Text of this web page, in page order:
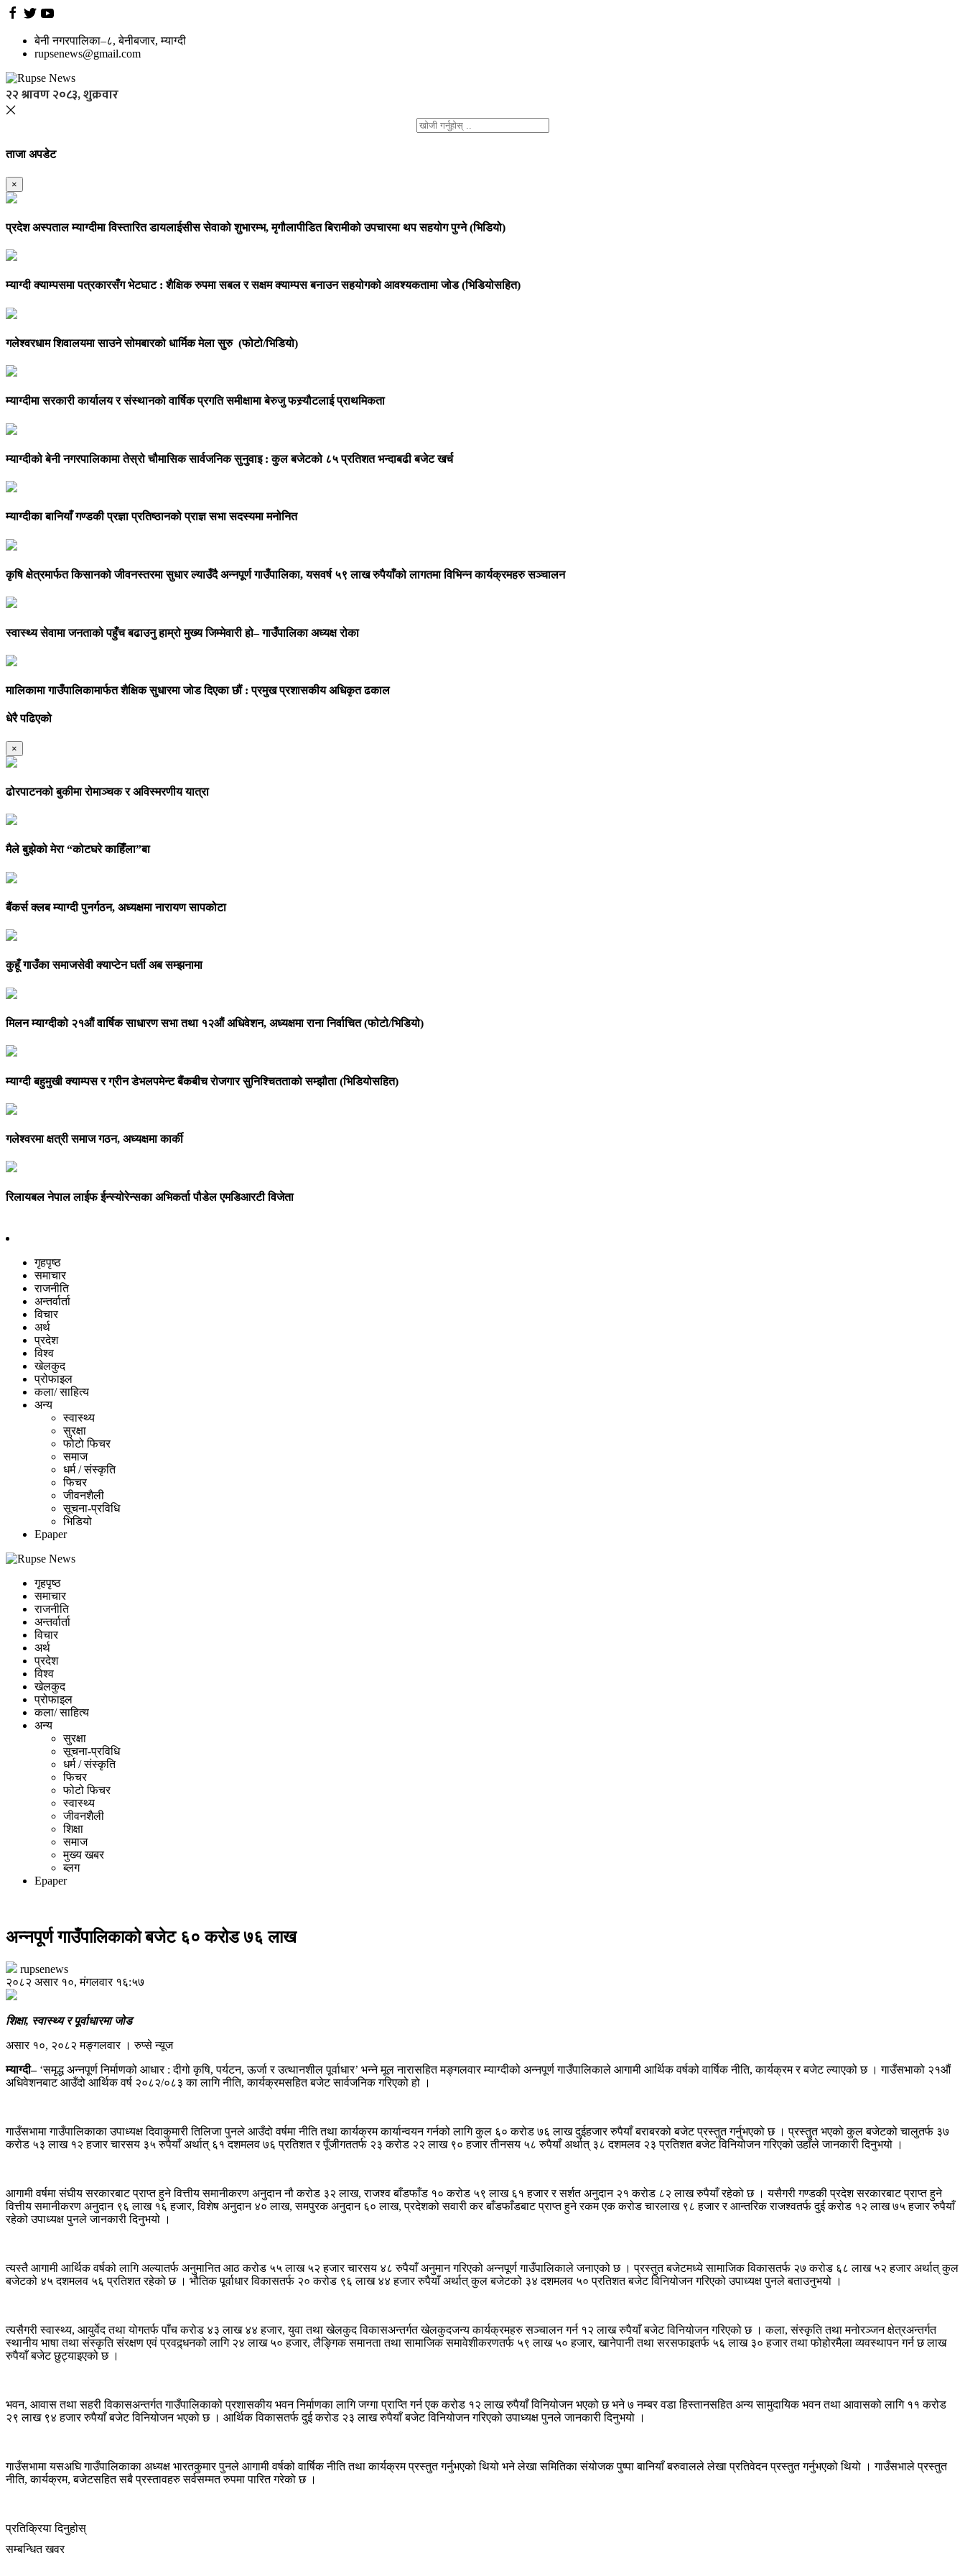
बेनी नगरपालिका–८, बेनीबजार, म्याग्दी
rupsenews@gmail.com
२२ श्रावण २०८३, शुक्रवार
ताजा अपडेट
×
प्रदेश अस्पताल म्याग्दीमा विस्तारित डायलाईसीस सेवाको शुभारम्भ, मृगौलापीडित बिरामीको उपचारमा थप सहयोग पुग्ने (भिडियो)
म्याग्दी क्याम्पसमा पत्रकारसँग भेटघाट : शैक्षिक रुपमा सबल र सक्षम क्याम्पस बनाउन सहयोगको आवश्यकतामा जोड (भिडियोसहित)
गलेश्वरधाम शिवालयमा साउने सोमबारको धार्मिक मेला सुरु (फोटो/भिडियो)
म्याग्दीमा सरकारी कार्यालय र संस्थानको वार्षिक प्रगति समीक्षामा बेरुजु फस्र्यौटलाई प्राथमिकता
म्याग्दीको बेनी नगरपालिकामा तेस्रो चौमासिक सार्वजनिक सुनुवाइ : कुल बजेटको ८५ प्रतिशत भन्दाबढी बजेट खर्च
म्याग्दीका बानियाँ गण्डकी प्रज्ञा प्रतिष्ठानको प्राज्ञ सभा सदस्यमा मनोनित
कृषि क्षेत्रमार्फत किसानको जीवनस्तरमा सुधार ल्याउँदै अन्नपूर्ण गाउँपालिका, यसवर्ष ५९ लाख रुपैयाँको लागतमा विभिन्न कार्यक्रमहरु सञ्चालन
स्वास्थ्य सेवामा जनताको पहुँच बढाउनु हाम्रो मुख्य जिम्मेवारी हो– गाउँपालिका अध्यक्ष रोका
मालिकामा गाउँपालिकामार्फत शैक्षिक सुधारमा जोड दिएका छौं : प्रमुख प्रशासकीय अधिकृत ढकाल
धेरै पढिएको
×
ढोरपाटनको बुकीमा रोमाञ्चक र अविस्मरणीय यात्रा
मैले बुझेको मेरा “कोटघरे काहिँला”बा
बैंकर्स क्लब म्याग्दी पुनर्गठन, अध्यक्षमा नारायण सापकोटा
कुहूँ गाउँका समाजसेवी क्याप्टेन घर्ती अब सम्झनामा
मिलन म्याग्दीको २१औं वार्षिक साधारण सभा तथा १२औं अधिवेशन, अध्यक्षमा राना निर्वाचित (फोटो/भिडियो)
म्याग्दी बहुमुखी क्याम्पस र ग्रीन डेभलपमेन्ट बैंकबीच रोजगार सुनिश्चितताको सम्झौता (भिडियोसहित)
गलेश्वरमा क्षत्री समाज गठन, अध्यक्षमा कार्की
रिलायबल नेपाल लाईफ ईन्स्योरेन्सका अभिकर्ता पौडेल एमडिआरटी विजेता
गृहपृष्ठ
समाचार
राजनीति
अन्तर्वार्ता
विचार
अर्थ
प्रदेश
विश्व
खेलकुद
प्रोफाइल
कला/ साहित्य
अन्य
स्वास्थ्य
सुरक्षा
फोटो फिचर
समाज
धर्म / संस्कृति
फिचर
जीवनशैली
सूचना-प्रविधि
भिडियो
Epaper
गृहपृष्ठ
समाचार
राजनीति
अन्तर्वार्ता
विचार
अर्थ
प्रदेश
विश्व
खेलकुद
प्रोफाइल
कला/ साहित्य
अन्य
सुरक्षा
सूचना-प्रविधि
धर्म / संस्कृति
फिचर
फोटो फिचर
स्वास्थ्य
जीवनशैली
शिक्षा
समाज
मुख्य खबर
ब्लग
Epaper
अन्नपूर्ण गाउँपालिकाको बजेट ६० करोड ७६ लाख
rupsenews
२०८२ असार १०, मंगलवार १६:५७
शिक्षा, स्वास्थ्य र पूर्वाधारमा जोड
असार १०, २०८२ मङ्गलवार । रुप्से न्यूज
म्याग्दी–‘समृद्ध अन्नपूर्ण निर्माणको आधार : दीगो कृषि, पर्यटन, ऊर्जा र उत्थानशील पूर्वाधार’ भन्ने मूल नारासहित मङ्गलवार म्याग्दीको अन्नपूर्ण गाउँपालिकाले आगामी आर्थिक वर्षको वार्षिक नीति, कार्यक्रम र बजेट ल्याएको छ । गाउँसभाको २१औं
अधिवेशनबाट आउँदो आर्थिक वर्ष २०८२/०८३ का लागि नीति, कार्यक्रमसहित बजेट सार्वजनिक गरिएको हो ।
गाउँसभामा गाउँपालिकाका उपाध्यक्ष दिवाकुमारी तिलिजा पुनले आउँदो वर्षमा नीति तथा कार्यक्रम कार्यान्वयन गर्नको लागि कुल ६० करोड ७६ लाख दुईहजार रुपैयाँ बराबरको बजेट प्रस्तुत गर्नुभएको छ । प्रस्तुत भएको कुल बजेटको चालुतर्फ ३७
करोड ५३ लाख १२ हजार चारसय ३५ रुपैयाँ अर्थात् ६१ दशमलव ७६ प्रतिशत र पूँजीगततर्फ २३ करोड २२ लाख ९० हजार तीनसय ५८ रुपैयाँ अर्थात् ३८ दशमलव २३ प्रतिशत बजेट विनियोजन गरिएको उहाँले जानकारी दिनुभयो ।
आगामी वर्षमा संघीय सरकारबाट प्राप्त हुने वित्तीय समानीकरण अनुदान नौ करोड ३२ लाख, राजश्व बाँडफाँड १० करोड ५९ लाख ६१ हजार र सर्शत अनुदान २१ करोड ८२ लाख रुपैयाँ रहेको छ । यसैगरी गण्डकी प्रदेश सरकारबाट प्राप्त हुने
वित्तीय समानीकरण अनुदान ९६ लाख १६ हजार, विशेष अनुदान ४० लाख, समपुरक अनुदान ६० लाख, प्रदेशको सवारी कर बाँडफाँडबाट प्राप्त हुने रकम एक करोड चारलाख ९८ हजार र आन्तरिक राजश्वतर्फ दुई करोड १२ लाख ७५ हजार रुपैयाँ
रहेको उपाध्यक्ष पुनले जानकारी दिनुभयो ।
त्यस्तै आगामी आर्थिक वर्षको लागि अल्यातर्फ अनुमानित आठ करोड ५५ लाख ५२ हजार चारसय ४८ रुपैयाँ अनुमान गरिएको अन्नपूर्ण गाउँपालिकाले जनाएको छ । प्रस्तुत बजेटमध्ये सामाजिक विकासतर्फ २७ करोड ६८ लाख ५२ हजार अर्थात् कुल
बजेटको ४५ दशमलव ५६ प्रतिशत रहेको छ । भौतिक पूर्वाधार विकासतर्फ २० करोड ९६ लाख ४४ हजार रुपैयाँ अर्थात् कुल बजेटको ३४ दशमलव ५० प्रतिशत बजेट विनियोजन गरिएको उपाध्यक्ष पुनले बताउनुभयो ।
त्यसैगरी स्वास्थ्य, आयुर्वेद तथा योगतर्फ पाँच करोड ४३ लाख ४४ हजार, युवा तथा खेलकुद विकासअन्तर्गत खेलकुदजन्य कार्यक्रमहरु सञ्चालन गर्न १२ लाख रुपैयाँ बजेट विनियोजन गरिएको छ । कला, संस्कृति तथा मनोरञ्जन क्षेत्रअन्तर्गत
स्थानीय भाषा तथा संस्कृति संरक्षण एवं प्रवद्र्धनको लागि २४ लाख ५० हजार, लैङ्गिक समानता तथा सामाजिक समावेशीकरणतर्फ ५९ लाख ५० हजार, खानेपानी तथा सरसफाइतर्फ ५६ लाख ३० हजार तथा फोहोरमैला व्यवस्थापन गर्न छ लाख
रुपैयाँ बजेट छुट्याइएको छ ।
भवन, आवास तथा सहरी विकासअन्तर्गत गाउँपालिकाको प्रशासकीय भवन निर्माणका लागि जग्गा प्राप्ति गर्न एक करोड १२ लाख रुपैयाँ विनियोजन भएको छ भने ७ नम्बर वडा हिस्तानसहित अन्य सामुदायिक भवन तथा आवासको लागि ११ करोड
२९ लाख ९४ हजार रुपैयाँ बजेट विनियोजन भएको छ । आर्थिक विकासतर्फ दुई करोड २३ लाख रुपैयाँ बजेट विनियोजन गरिएको उपाध्यक्ष पुनले जानकारी दिनुभयो ।
गाउँसभामा यसअघि गाउँपालिकाका अध्यक्ष भारतकुमार पुनले आगामी वर्षको वार्षिक नीति तथा कार्यक्रम प्रस्तुत गर्नुभएको थियो भने लेखा समितिका संयोजक पुष्पा बानियाँ बरुवालले लेखा प्रतिवेदन प्रस्तुत गर्नुभएको थियो । गाउँसभाले प्रस्तुत
नीति, कार्यक्रम, बजेटसहित सबै प्रस्तावहरु सर्वसम्मत रुपमा पारित गरेको छ ।
प्रतिक्रिया दिनुहोस्
सम्बन्धित खवर